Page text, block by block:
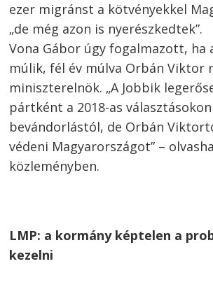
ezer migránst a kötvényekkel
„de még azon is nyerészkedtek”.
Vona Gábor úgy fogalmazott, ha
múlik, fél év múlva Orbán Viktor
miniszterelnök. „A Jobbik
pártként a 2018-as
bevándorlástól, de Orbán
védeni Magyarországot” –
közleményben.
LMP: a kormány képtelen a
kezelni